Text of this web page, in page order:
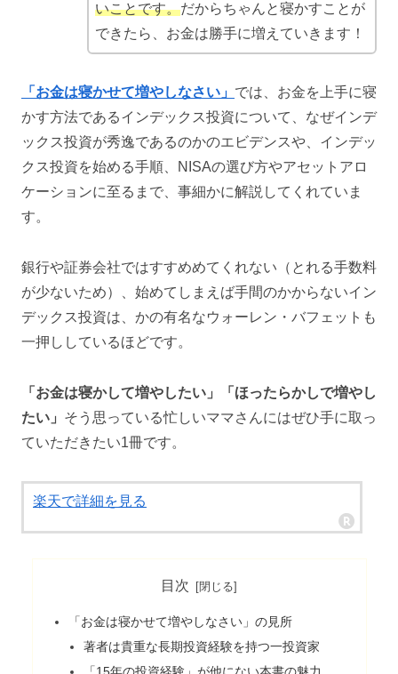
いことです。だからちゃんと寝かすことが
できたら、お金は勝手に増えていきます！
「お金は寝かせて増やしなさい」 では、お金を上手に寝
かす方法であるインデックス投資について、なぜインデ
ックス投資が秀逸であるのかのエビデンスや、インデッ
クス投資を始める手順、NISAの選び方やアセットアロ
ケーションに至るまで、事細かに解説してくれていま
す。
銀行や証券会社ではすすめめてくれない（とれる手数料
が少ないため）、始めてしまえば手間のかからないイン
デックス投資は、かの有名なウォーレン・バフェットも
一押ししているほどです。
「お金は寝かして増やしたい」「ほったらかしで増やし
たい」 そう思っている忙しいママさんにはぜひ手に取っ
ていただきたい1冊です。
楽天で詳細を見る
目次
「お金は寝かせて増やしなさい」の見所
著者は貴重な長期投資経験を持つ一投資家
「15年の投資経験」が他にない本書の魅力